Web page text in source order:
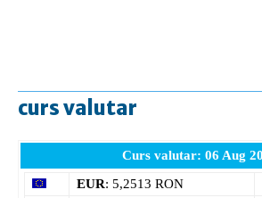
curs valutar
Curs valutar: 06 Aug
EUR: 5,2513 RON